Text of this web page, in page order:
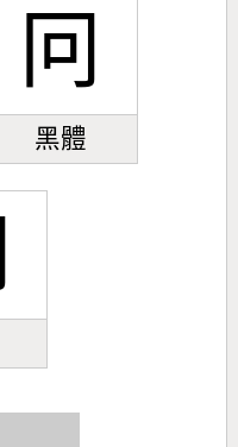
冋
黑體